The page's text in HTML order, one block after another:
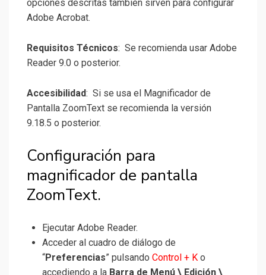
opciones descritas también sirven para configurar
Adobe Acrobat.
Requisitos Técnicos: Se recomienda usar Adobe
Reader 9.0 o posterior.
Accesibilidad: Si se usa el Magnificador de
Pantalla ZoomText se recomienda la versión
9.18.5 o posterior.
Configuración para
magnificador de pantalla
ZoomText.
Ejecutar Adobe Reader.
Acceder al cuadro de diálogo de
“Preferencias” pulsando Control + K o
accediendo a la Barra de Menú \ Edición \